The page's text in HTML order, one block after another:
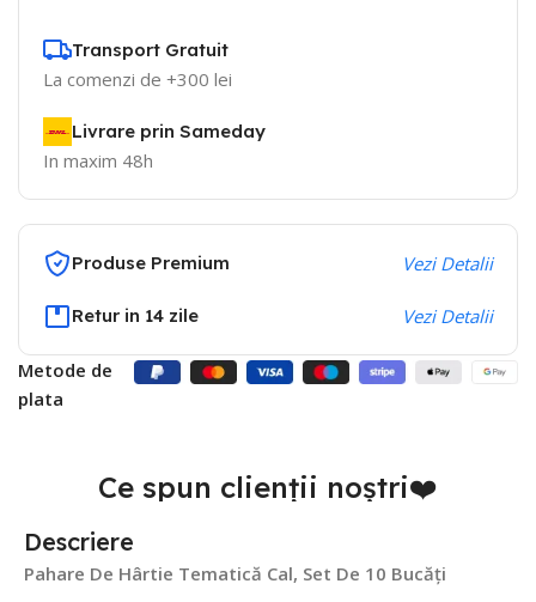
Transport Gratuit
La comenzi de +300 lei
Livrare prin Sameday
In maxim 48h
Produse Premium Vezi Detalii
Retur in 14 zile Vezi Detalii
Metode de
plata
Ce spun clienții noștri❤️
Descriere
Pahare De Hârtie Tematică Cal, Set De 10 Bucăți